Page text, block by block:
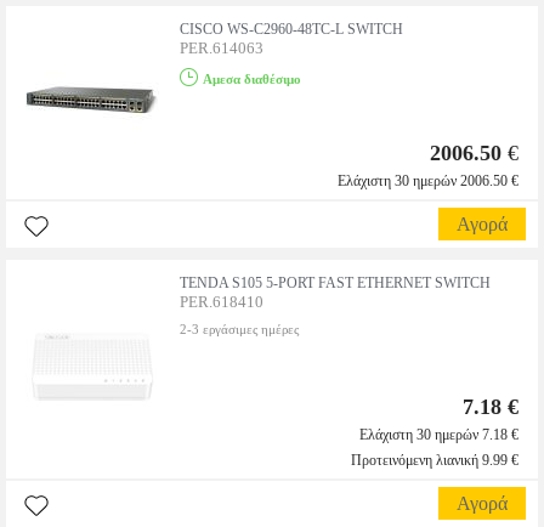
CISCO WS-C2960-48TC-L SWITCH
PER.614063
Αμεσα διαθέσιμο
2006.50 €
Ελάχιστη 30 ημερών 2006.50 €
Αγορά
TENDA S105 5-PORT FAST ETHERNET SWITCH
PER.618410
2-3 εργάσιμες ημέρες
7.18 €
Ελάχιστη 30 ημερών 7.18 €
Προτεινόμενη λιανική 9.99 €
Αγορά